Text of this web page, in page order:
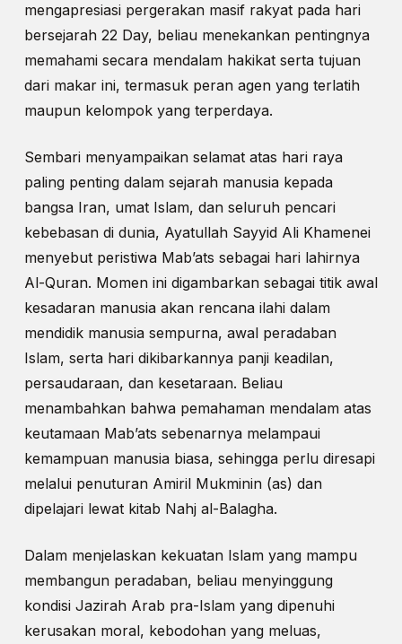
mengapresiasi pergerakan masif rakyat pada hari
bersejarah 22 Day, beliau menekankan pentingnya
memahami secara mendalam hakikat serta tujuan
dari makar ini, termasuk peran agen yang terlatih
maupun kelompok yang terperdaya.
Sembari menyampaikan selamat atas hari raya
paling penting dalam sejarah manusia kepada
bangsa Iran, umat Islam, dan seluruh pencari
kebebasan di dunia, Ayatullah Sayyid Ali Khamenei
menyebut peristiwa Mab’ats sebagai hari lahirnya
Al-Quran. Momen ini digambarkan sebagai titik awal
kesadaran manusia akan rencana ilahi dalam
mendidik manusia sempurna, awal peradaban
Islam, serta hari dikibarkannya panji keadilan,
persaudaraan, dan kesetaraan. Beliau
menambahkan bahwa pemahaman mendalam atas
keutamaan Mab’ats sebenarnya melampaui
kemampuan manusia biasa, sehingga perlu diresapi
melalui penuturan Amiril Mukminin (as) dan
dipelajari lewat kitab Nahj al-Balagha.
Dalam menjelaskan kekuatan Islam yang mampu
membangun peradaban, beliau menyinggung
kondisi Jazirah Arab pra-Islam yang dipenuhi
kerusakan moral, kebodohan yang meluas,